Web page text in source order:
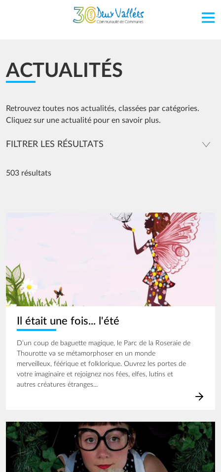
Aller au contenu principal
ACTUALITÉS
Retrouvez toutes nos actualités, classées par catégories.
Cliquez sur une actualité pour en savoir plus.
FILTRER LES RÉSULTATS
503 résultats
Il était une fois... l'été
D’un coup de baguette magique, le Parc de la Roseraie de
Thourotte va se métamorphoser en un monde
merveilleux, féérique et folklorique. Ouvrez les portes de
votre imaginaire et rejoignez nos fées, elfes, lutins et
autres créatures étranges...
Image